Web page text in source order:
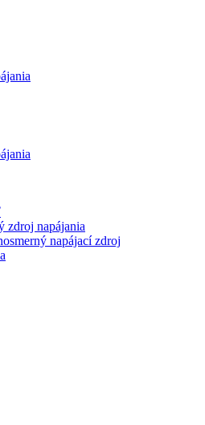
zdroj napájania
napájací zdroj